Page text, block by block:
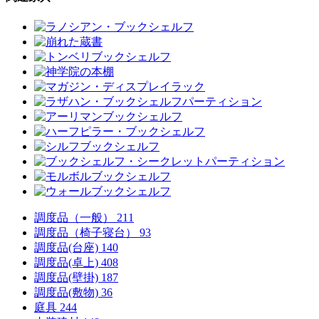
調度品（一般） 211
調度品（椅子寝台） 93
調度品(台座) 140
調度品(卓上) 408
調度品(壁掛) 187
調度品(敷物) 36
庭具 244